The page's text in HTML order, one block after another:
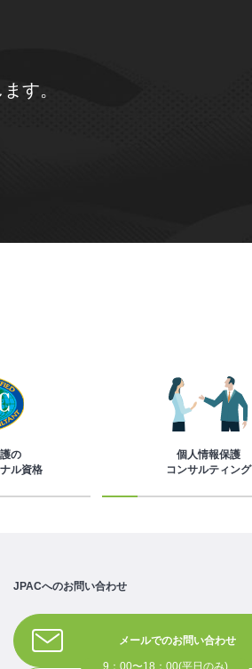
す。
の
ル資格
個人情報保護
コンサルティング
JPACへのお問い合わせ
メールでのお問い合わせ